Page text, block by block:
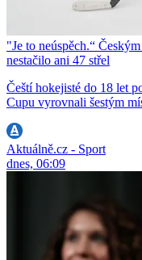
"Je to neúspěch.“
nestačilo ani 47 střel
Čeští hokejisté do 18 let
Cupu vyrovnali šestým
Aktuálně.cz - Sport
dnes, 06:09